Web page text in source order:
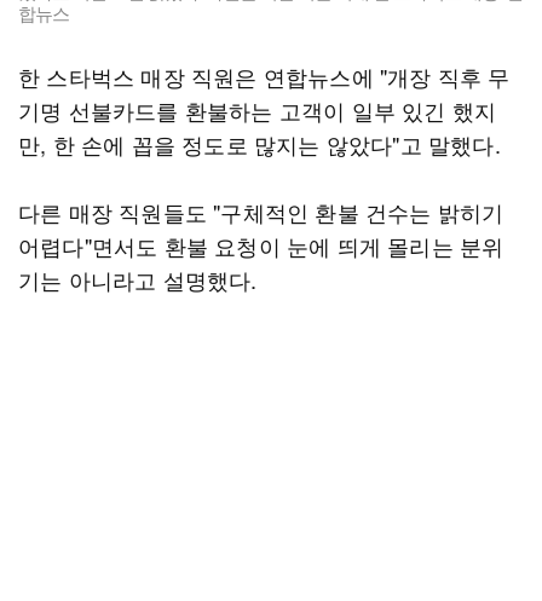
합뉴스
한 스타벅스 매장 직원은 연합뉴스에 "개장 직후 무
기명 선불카드를 환불하는 고객이 일부 있긴 했지
만, 한 손에 꼽을 정도로 많지는 않았다"고 말했다.
다른 매장 직원들도 "구체적인 환불 건수는 밝히기
어렵다"면서도 환불 요청이 눈에 띄게 몰리는 분위
기는 아니라고 설명했다.